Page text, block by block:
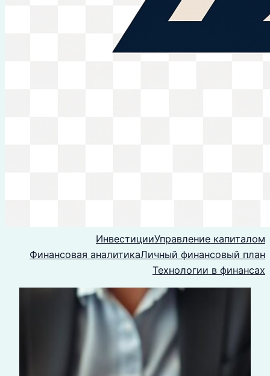
ИнвестицииУправление капиталом
Финансовая аналитикаЛичный финансовый план
Технологии в финансах